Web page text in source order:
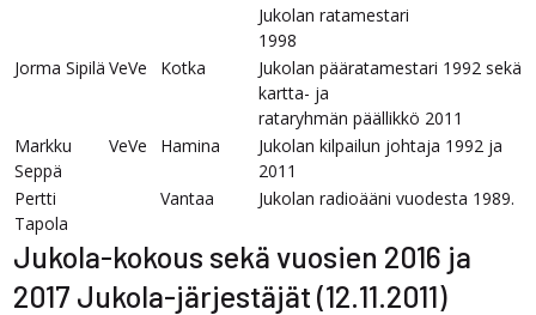
Jukolan ratamestari
1998
Jorma Sipilä VeVe Kotka
Jukolan pääratamestari 1992 sekä
kartta- ja
rataryhmän päällikkö 2011
Markku
Seppä
VeVe Hamina
Jukolan kilpailun johtaja 1992 ja
2011
Pertti
Tapola
Vantaa Jukolan radioääni vuodesta 1989.
Jukola-kokous sekä vuosien 2016 ja
2017 Jukola-järjestäjät (12.11.2011)